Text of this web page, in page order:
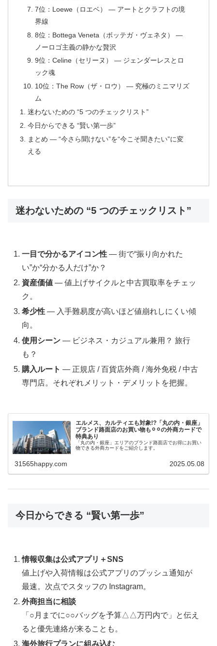
7位：Loewe（ロエベ） ― アートとクラフトの境
界線
8位：Bottega Veneta（ボッテガ・ヴェネタ） ―
ノーロゴ主義の静かな贅沢
9位：Celine（セリーヌ） ― ジェンダーレスとロ
ック魂
10位：The Row（ザ・ロウ） ― 究極のミニマリズ
ム
迷わないための “5 つのチェックリスト”
今日からできる “賢い第一歩”
まとめ ― “今さら聞けない”を“今こそ聞きたい”に変
える
迷わないための “5 つのチェックリスト”
一目で分かるアイコン性 ― 街で“振り向かれた
い”か“分かる人だけ”か？
資産価値 ― 値上げサイクルと中古買取率をチェッ
ク。
希少性 ― 入手難易度が高いほど値崩れしにくい傾
向。
使用シーン ― ビジネス・カジュアル兼用？ 旅行
も？
購入ルート ― 正規店 / 百貨店外商 / 海外免税 / 中古
専門店。それぞれメリット・デメリットを把握。
エルメス、カルティエも対象!?「丸の内・銀座」
ブランド路面店のお買い物も⚪︎⚪︎の外商カードで
特典あり
「丸の内・銀座」エリアのブランド路面店でお得にお買い
物できる外商カードをご紹介します。
31565happy.com 2025.05.08
今日からできる “賢い第一歩”
情報収集は公式アプリ＋SNS
値上げや入荷情報は公式アプリのプッシュ通知が
最速。次点でスタッフの Instagram。
外商担当に相談
「○月までに○○バッグを予算△△万円内で」と伝え
ると優先連絡が来ることも。
海外旅行プランに組み込む